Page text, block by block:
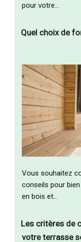
pour votre…
Quel choix de
Vous souhaitez
conseils pour
en bois et…
Les critères de
votre terrasse